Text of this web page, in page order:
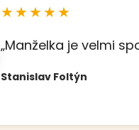
★★★★★
„Manželka je velmi
Stanislav Foltýn